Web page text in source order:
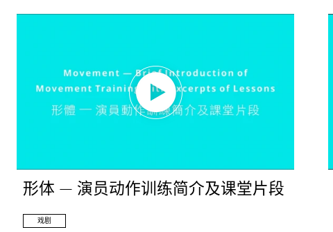
形体 — 演员动作训练简介及课堂片段
戏剧